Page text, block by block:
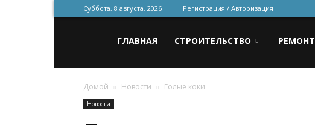
Суббота, 8 августа, 2026 Регистрация / Авторизация
для
ГЛАВНАЯ СТРОИТЕЛЬСТВО РЕМОНТ
Домой Новости Голые коки
Новости